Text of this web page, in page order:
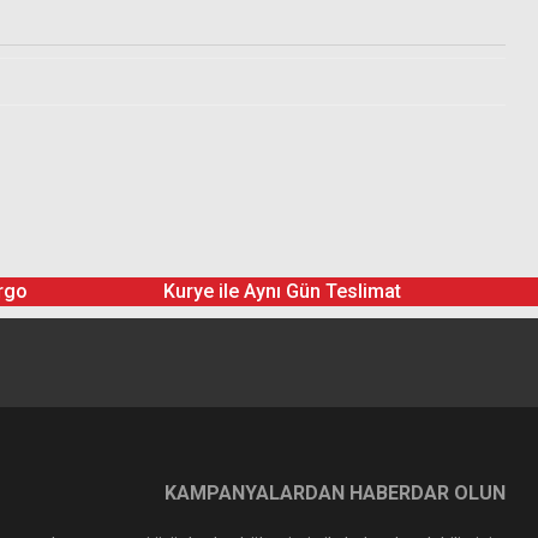
Kurye ile Aynı Gün Teslimat
KAMPANYALARDAN HABERDAR OLUN